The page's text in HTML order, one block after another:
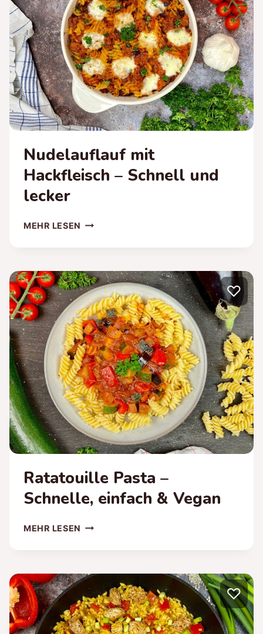
MIT
FETA
Nudelauflauf mit
Hackfleisch – Schnell und
lecker
MEHR LESEN NUDELAUFLAUF
SCHNELL
UND
LECKER
♡
Ratatouille Pasta –
Schnelle, einfach & Vegan
MEHR LESEN RATATOUILLE
EINFACH
&
VEGAN
♡